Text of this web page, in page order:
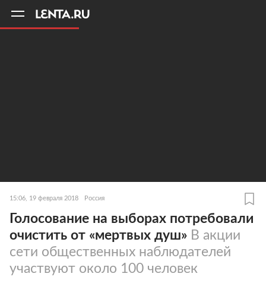
15:06, 19 февраля 2018 Россия
Голосование на выборах потребовали
очистить от «мертвых душ» В акции
сети общественных наблюдателей
участвуют около 100 человек